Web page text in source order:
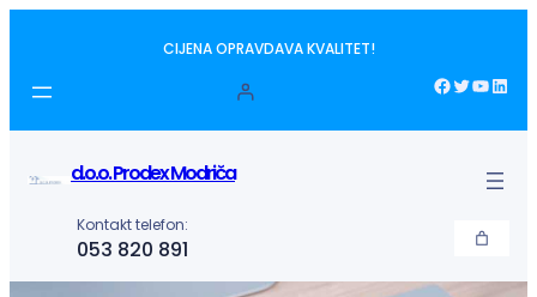
sadržaj
CIJENA OPRAVDAVA KVALITET!
Facebook Twitter YouTube LinkedIn
d.o.o. Prodex Modriča
Kontakt telefon:
053 820 891